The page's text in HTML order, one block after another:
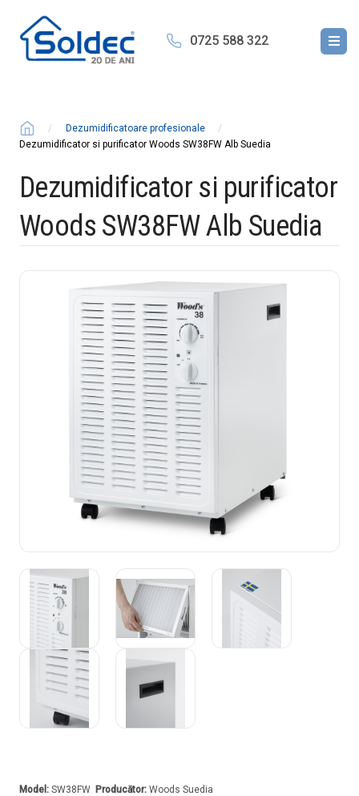
0725 588 322
Dezumidificatoare profesionale
Dezumidificator si purificator Woods SW38FW Alb Suedia
Dezumidificator si purificator
Woods SW38FW Alb Suedia
Model: SW38FW Producător: Woods Suedia